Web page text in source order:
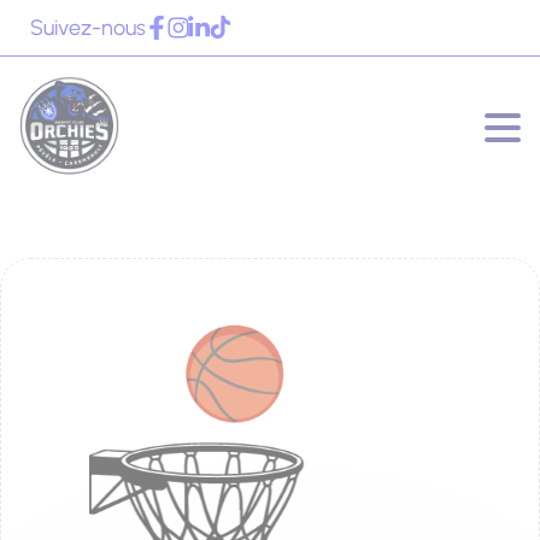
Panneau de gestion des cookies
Suivez-nous